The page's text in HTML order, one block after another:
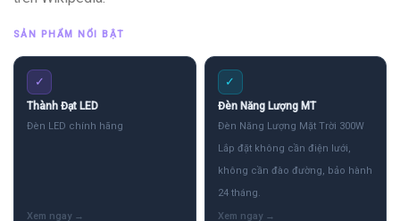
SẢN PHẨM NỔI BẬT
✓
Thành Đạt LED
Đèn LED chính hãng
✓
Đèn Năng Lượng MT
Đèn Năng Lượng Mặt Trời 300W
Lắp đặt không cần điện lưới,
không cần đào đường, bảo hành
24 tháng.